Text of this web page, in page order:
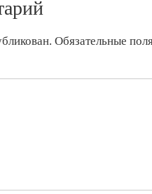
Обязательные